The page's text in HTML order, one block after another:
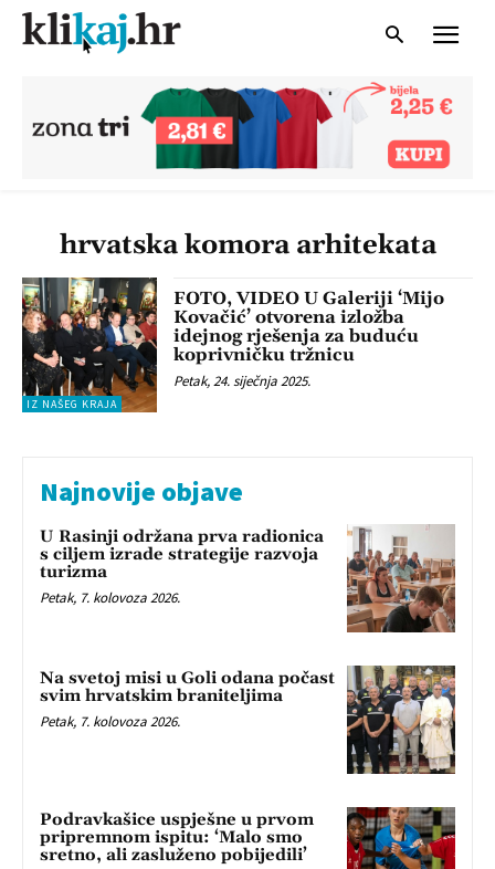
hrvatska komora arhitekata
IZ NAŠEG KRAJA
FOTO, VIDEO U Galeriji ‘Mijo
Kovačić’ otvorena izložba
idejnog rješenja za buduću
koprivničku tržnicu
Petak, 24. siječnja 2025.
Najnovije objave
U Rasinji održana prva radionica
s ciljem izrade strategije razvoja
turizma
Petak, 7. kolovoza 2026.
Na svetoj misi u Goli odana počast
svim hrvatskim braniteljima
Petak, 7. kolovoza 2026.
Podravkašice uspješne u prvom
pripremnom ispitu: ‘Malo smo
sretno, ali zasluženo pobijedili’